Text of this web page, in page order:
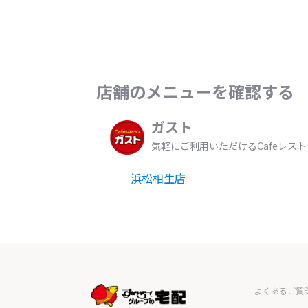
店舗のメニューを確認する
ガスト
気軽にご利用いただけるCafeレス
浜松相生店
よくあるご質